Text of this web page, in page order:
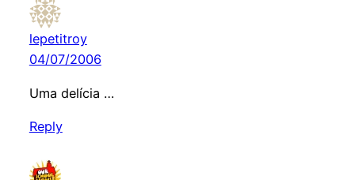
lepetitroy
04/07/2006
Uma delícia …
Reply